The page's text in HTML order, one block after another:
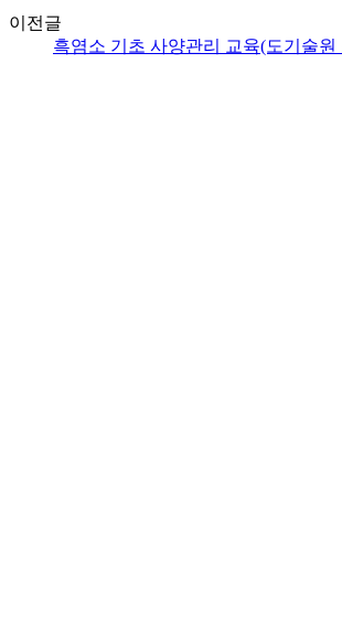
이전글
흑염소 기초 사양관리 교육(도기술원